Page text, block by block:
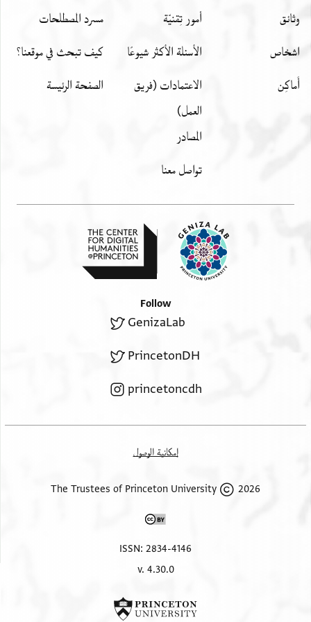
. . . . . . . . . . . .]נדנא י דר נקרה ולם יצלנא
. . הדא אלא הדה גמעה אלעיד סיר ען אלגמעה
אל. . .ה גמעה אל. . .[.] וגמעה אלעיד ע דרהם
הדא אלדי וצל ערף אלכאדם דלך ואלראי אעלי
ושלומו יגדל ו[. . . . . . . . . . . . . .
وثائق
اشخاص
أَماكِن
أمور تِقنيّة
الأسئلة الأكثر شيوعًا
الاعتمادات (فريق
العمل)
المصادر
تواصل معنا
مسرد المصطلحات
كيف تبحث في موقعنا؟
الصفحة الرئيسة
Follow
GenizaLab
PrincetonDH
princetoncdh
إمكانية الوصول
2026 The Trustees of Princeton University
ISSN: 2834-4146
v. 4.30.0